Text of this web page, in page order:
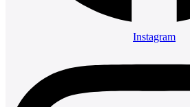
Instagram